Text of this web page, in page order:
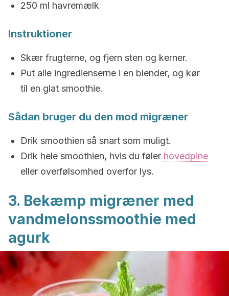
250 ml havremælk
Instruktioner
Skær frugterne, og fjern sten og kerner.
Put alle ingredienserne i en blender, og kør
til en glat smoothie.
Sådan bruger du den mod migræner
Drik smoothien så snart som muligt.
Drik hele smoothien, hvis du føler hovedpine
eller overfølsomhed overfor lys.
3. Bekæmp migræner med
vandmelonssmoothie med
agurk